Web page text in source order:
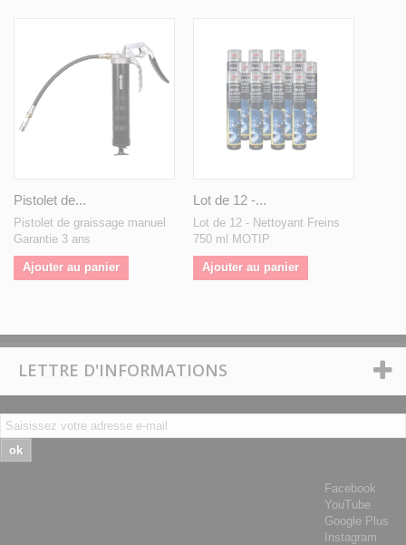
Pistolet de...
Pistolet de graissage manuel
Garantie 3 ans
Ajouter au panier
Lot de 12 -...
Lot de 12 - Nettoyant Freins
750 ml MOTIP
Ajouter au panier
LETTRE D'INFORMATIONS
ok
Facebook
YouTube
Google Plus
Instagram